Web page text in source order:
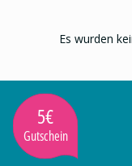
Es wurden
5€
Gutschein